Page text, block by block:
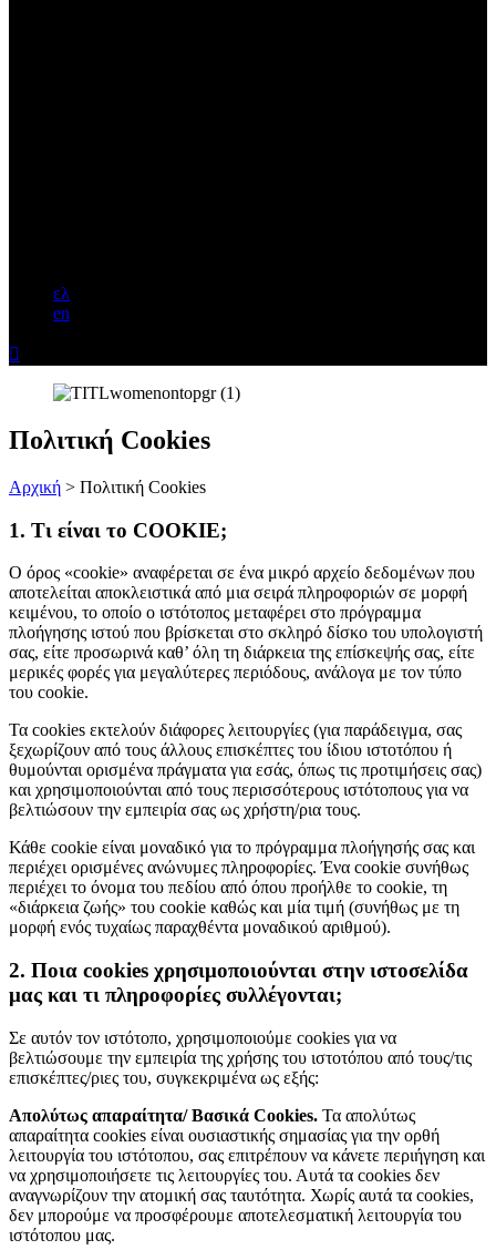
ελ
en

Πολιτική Cookies
Αρχική > Πολιτική Cookies
1. Τι είναι το COOKIE;
Ο όρος «cookie» αναφέρεται σε ένα μικρό αρχείο δεδομένων που
αποτελείται αποκλειστικά από μια σειρά πληροφοριών σε μορφή
κειμένου, το οποίο ο ιστότοπος μεταφέρει στο πρόγραμμα
πλοήγησης ιστού που βρίσκεται στο σκληρό δίσκο του υπολογιστή
σας, είτε προσωρινά καθ’ όλη τη διάρκεια της επίσκεψής σας, είτε
μερικές φορές για μεγαλύτερες περιόδους, ανάλογα με τον τύπο
του cookie.
Τα cookies εκτελούν διάφορες λειτουργίες (για παράδειγμα, σας
ξεχωρίζουν από τους άλλους επισκέπτες του ίδιου ιστοτόπου ή
θυμούνται ορισμένα πράγματα για εσάς, όπως τις προτιμήσεις σας)
και χρησιμοποιούνται από τους περισσότερους ιστότοπους για να
βελτιώσουν την εμπειρία σας ως χρήστη/ρια τους.
Κάθε cookie είναι μοναδικό για το πρόγραμμα πλοήγησής σας και
περιέχει ορισμένες ανώνυμες πληροφορίες. Ένα cookie συνήθως
περιέχει το όνομα του πεδίου από όπου προήλθε το cookie, τη
«διάρκεια ζωής» του cookie καθώς και μία τιμή (συνήθως με τη
μορφή ενός τυχαίως παραχθέντα μοναδικού αριθμού).
2. Ποια cookies χρησιμοποιούνται στην ιστοσελίδα
μας και τι πληροφορίες συλλέγονται;
Σε αυτόν τον ιστότοπο, χρησιμοποιούμε cookies για να
βελτιώσουμε την εμπειρία της χρήσης του ιστοτόπου από τους/τις
επισκέπτες/ριες του, συγκεκριμένα ως εξής:
Απολύτως απαραίτητα/ Βασικά Cookies. Τα απολύτως
απαραίτητα cookies είναι ουσιαστικής σημασίας για την ορθή
λειτουργία του ιστότοπου, σας επιτρέπουν να κάνετε περιήγηση και
να χρησιμοποιήσετε τις λειτουργίες του. Αυτά τα cookies δεν
αναγνωρίζουν την ατομική σας ταυτότητα. Χωρίς αυτά τα cookies,
δεν μπορούμε να προσφέρουμε αποτελεσματική λειτουργία του
ιστότοπου μας.